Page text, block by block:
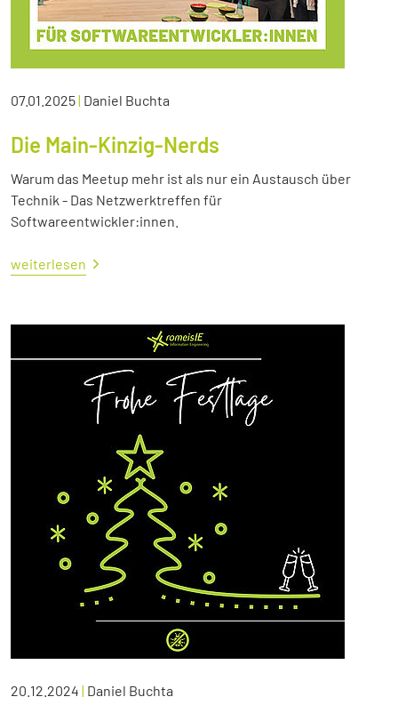
07.01.2025| Daniel Buchta
Die Main-Kinzig-Nerds
Warum das Meetup mehr ist als nur ein Austausch über
Technik - Das Netzwerktreffen für
Softwareentwickler:innen.
weiterlesen
20.12.2024 | Daniel Buchta